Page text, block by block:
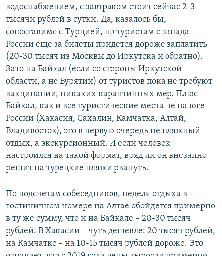
водоснабжением, с завтраком стоит сейчас 2-3
тысячи рублей в сутки. Да, казалось бы,
сопоставимо с Турцией, но туристам с запада
России еще за билеты придется дороже заплатить
(20-30 тысяч из Москвы до Иркутска и обратно).
Зато на Байкал (если со стороны Иркутской
области, а не Бурятии) от туристов пока не требуют
вакцинации, никаких карантинных мер. Плюс
Байкал, как и все туристические места не на юге
России (Хакасия, Сахалин, Камчатка, Алтай,
Владивосток), это в первую очередь не пляжный
отдых, а экскурсионный. И если человек
настроился на такой формат, вряд ли он внезапно
решит на турецкие пляжи рвануть.
По подсчетам собеседников, неделя отдыха в
гостиничном номере на Алтае обойдется примерно
в ту же сумму, что и на Байкале – 20-30 тысяч
рублей. В Хакасии – чуть дешевле: 20 тысяч рублей,
на Камчатке – на 10-15 тысяч рублей дороже. Это